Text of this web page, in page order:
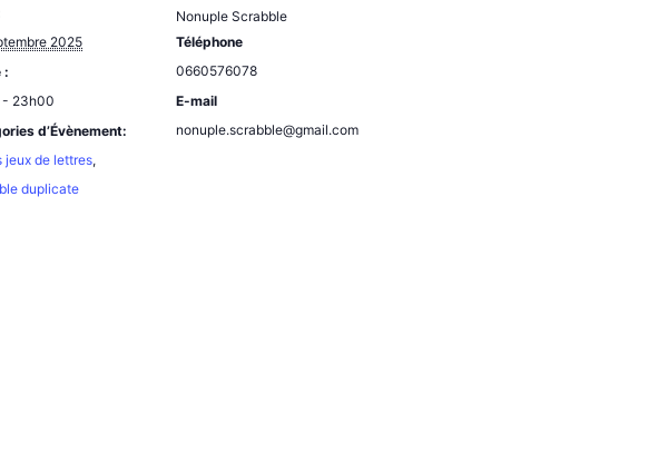
2025
:
- 23h00
d’Évènement:
jeux de lettres,
duplicate
Nonuple Scrabble
Téléphone
0660576078
E-mail
nonuple.scrabble@gmail.com